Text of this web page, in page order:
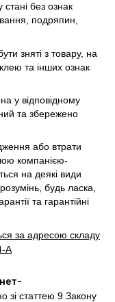
без ознак
подряпин,
зняті з товару, на
та інших ознак
у відповідному
та збережено
або втрати
компанією-
на деякі види
будь ласка,
та гарантійні
за адресою складу
А
зі статтею 9 Закону